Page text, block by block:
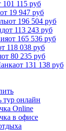
101 115 руб
от 19 947 руб
от 196 504 руб
от 113 243 руб
от 165 536 руб
118 038 руб
от 80 235 руб
от 131 138 руб
тур онлайн
Online
в офисе